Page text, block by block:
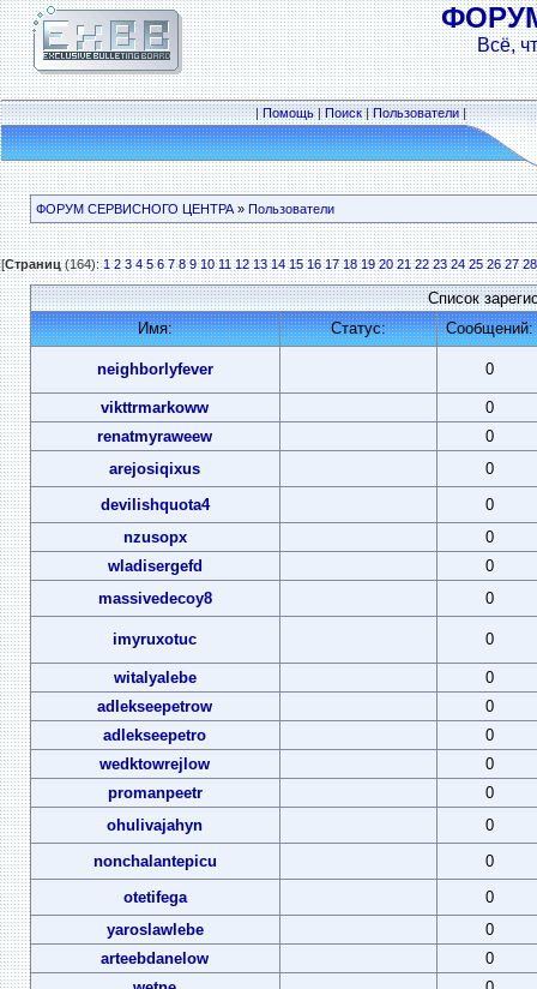
Всё,
|Помощь|Поиск|Пользователи|
ФОРУМ СЕРВИСНОГО ЦЕНТРА» Пользователи
[Страниц(164):1 2 3 4 5 6 7 8 9 10 11 12 13 14 15 16 17 18 19 20 21 22 23 24 25 26 27 28
Список
Имя:
Статус: Сообщений:
neighborlyfever 0
vikttrmarkoww
0
renatmyraweew
0
arejosiqixus
0
devilishquota4
0
nzusopx
0
wladisergefd
0
massivedecoy8
0
imyruxotuc 0
witalyalebe
0
adlekseepetrow
0
adlekseepetro
0
wedktowrejlow
0
promanpeetr
0
ohulivajahyn
0
nonchalantepicu
0
otetifega
0
yaroslawlebe
0
arteebdanelow
0